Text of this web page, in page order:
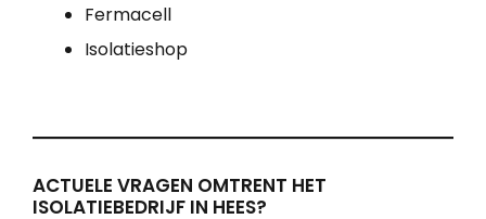
Fermacell
Isolatieshop
ACTUELE VRAGEN OMTRENT HET
ISOLATIEBEDRIJF IN HEES?